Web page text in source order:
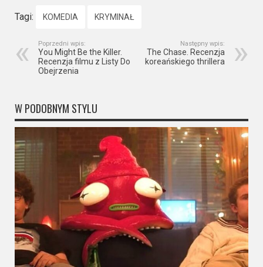
Tagi: KOMEDIA KRYMINAŁ
Poprzedni wpis:
You Might Be the Killer.
Recenzja filmu z Listy Do
Obejrzenia
Następny wpis:
The Chase. Recenzja
koreańskiego thrillera
W PODOBNYM STYLU